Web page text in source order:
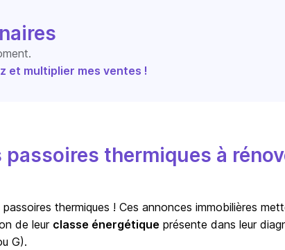
et multiplier mes ventes !
thermiques à
thermiques ! Ces annonces immobilières
de leur classe énergétique présente dans leur
G).